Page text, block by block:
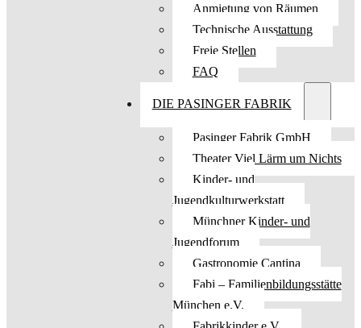
Anmietung von Räumen
Technische Ausstattung
Freie Stellen
FAQ
DIE PASINGER FABRIK
Pasinger Fabrik GmbH
Theater Viel Lärm um Nichts
Kinder- und
Jugendkulturwerkstatt
Münchner Kinder- und
Jugendforum
Gastronomie Cantina
Fabi – Familienbildungsstätte
München e.V.